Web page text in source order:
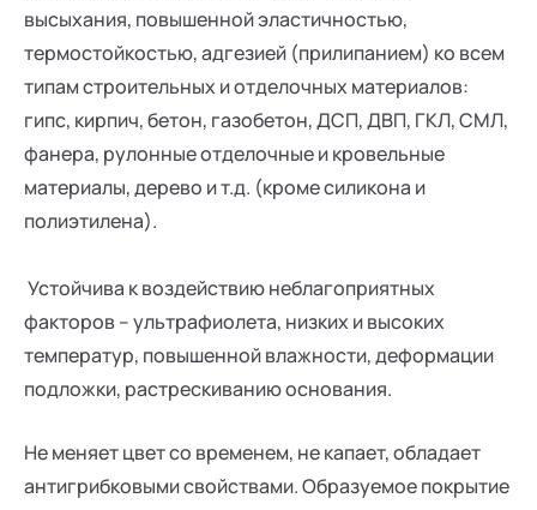
высыхания, повышенной эластичностью,
термостойкостью, адгезией (прилипанием) ко всем
типам строительных и отделочных материалов:
гипс, кирпич, бетон, газобетон, ДСП, ДВП, ГКЛ, СМЛ,
фанера, рулонные отделочные и кровельные
материалы, дерево и т.д. (кроме силикона и
полиэтилена).
Устойчива к воздействию неблагоприятных
факторов – ультрафиолета, низких и высоких
температур, повышенной влажности, деформации
подложки, растрескиванию основания.
Не меняет цвет со временем, не капает, обладает
антигрибковыми свойствами. Образуемое покрытие